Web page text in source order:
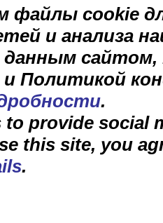
файлы cookie
и анализа
данным
Политикой
.
to provide social
this site, you
.